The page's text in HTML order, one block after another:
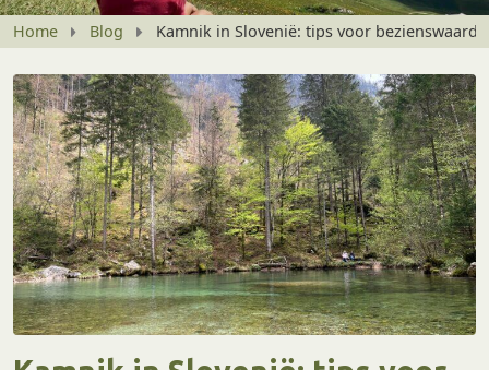
Home Blog Kamnik in Slovenië: tips voor